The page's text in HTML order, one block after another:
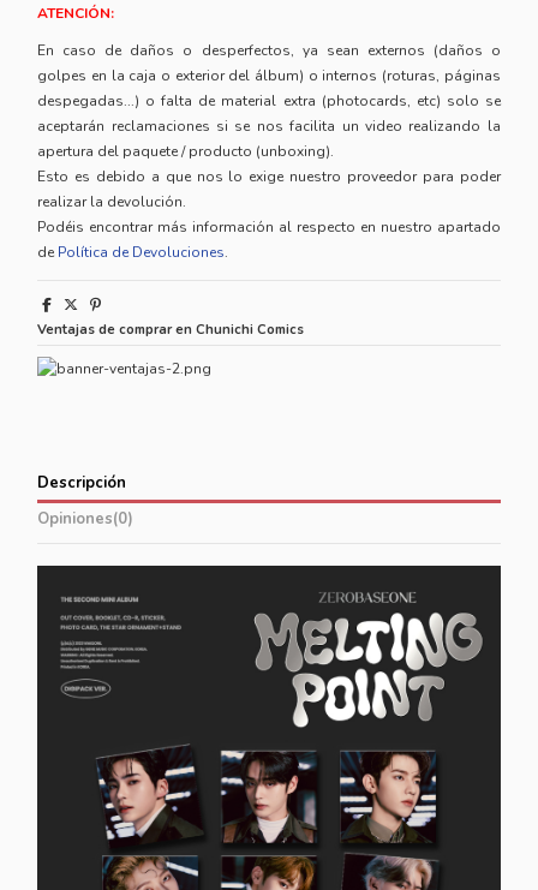
ATENCIÓN:
En caso de daños o desperfectos, ya sean externos (daños o
golpes en la caja o exterior del álbum) o internos (roturas, páginas
despegadas...) o falta de material extra (photocards, etc) solo se
aceptarán reclamaciones si se nos facilita un video realizando la
apertura del paquete / producto (unboxing).
Esto es debido a que nos lo exige nuestro proveedor para poder
realizar la devolución.
Podéis encontrar más información al respecto en nuestro apartado
de Política de Devoluciones.
Ventajas de comprar en Chunichi Comics
Descripción
Opiniones(0)